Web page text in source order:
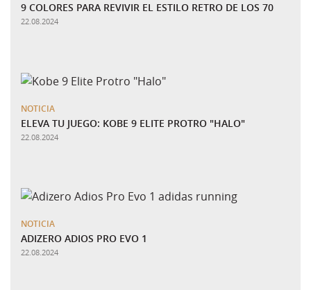
9 COLORES PARA REVIVIR EL ESTILO RETRO DE LOS 70
22.08.2024
NOTICIA
ELEVA TU JUEGO: KOBE 9 ELITE PROTRO "HALO"
22.08.2024
NOTICIA
ADIZERO ADIOS PRO EVO 1
22.08.2024